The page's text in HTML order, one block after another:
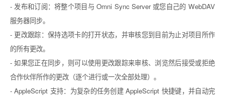
- 发布和订阅：将整个项目与 Omni Sync Server 或您自己的 WebDAV
服务器同步。
- 更改跟踪：保持选项卡的打开状态，并审核您到目前为止对项目所作
的所有更改。
- 如果您正在同步，则可以使用更改跟踪来审核、浏览然后接受或拒绝
合作伙伴所作的更改（逐个进行或一次全部处理）。
- AppleScript 支持：为复杂的任务创建 AppleScript 快捷键，并自动完